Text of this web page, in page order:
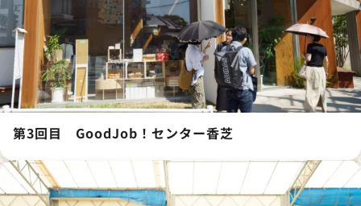
第3回目 GoodJob！センター香芝